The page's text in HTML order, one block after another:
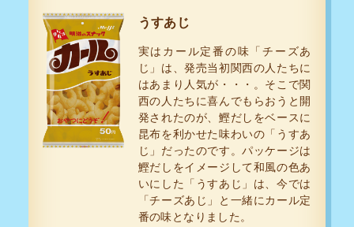
うすあじ
実はカール定番の味「チーズあ
じ」は、発売当初関西の人たちに
はあまり人気が・・・。そこで関
西の人たちに喜んでもらおうと開
発されたのが、鰹だしをベースに
昆布を利かせた味わいの「うすあ
じ」だったのです。パッケージは
鰹だしをイメージして和風の色あ
いにした「うすあじ」は、今では
「チーズあじ」と一緒にカール定
番の味となりました。